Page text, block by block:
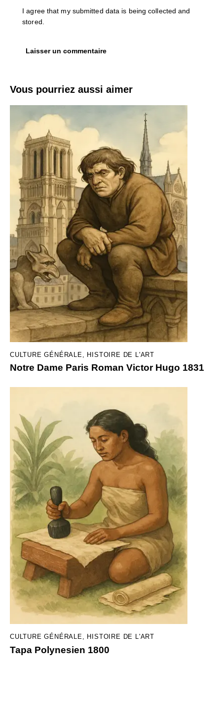
I agree that my submitted data is being collected and
stored.
Vous pourriez aussi aimer
CULTURE GÉNÉRALE HISTOIRE DE L'ART
Notre Dame Paris Roman Victor Hugo 1831
CULTURE GÉNÉRALE, HISTOIRE DE L'ART
Tapa Polynesien 1800